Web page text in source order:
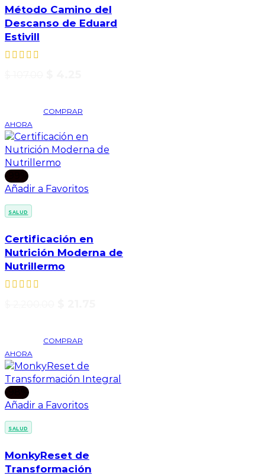
Método Camino del
Descanso de Eduard
Estivill
COMPRAR
AHORA
-99%
Añadir a Favoritos
Certificación en
Nutrición Moderna de
Nutrillermo
SALUD
COMPRAR
AHORA
-98%
Añadir a Favoritos
MonkyReset de
Transformación
SALUD